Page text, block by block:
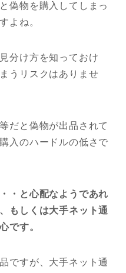
偽物を購入してしまっ
よね。
分け方を知っておけ
うリスクはありませ
だと偽物が出品されて
入のハードルの低さで
・と心配なようであれ
もしくは大手ネット通
です。
ですが、大手ネット通